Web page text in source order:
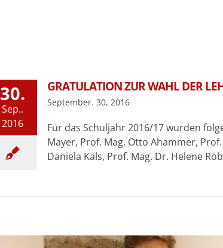
30.
Sep..
2016
GRATULATION ZUR WAHL DER
September. 30, 2016
Für das Schuljahr 2016/17 wurden
Mayer, Prof. Mag. Otto Ahammer,
Daniela Kals, Prof. Mag. Dr. Helene